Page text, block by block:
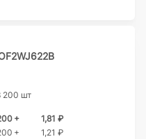
200 шт
+
1,81 ₽
+
1,21 ₽